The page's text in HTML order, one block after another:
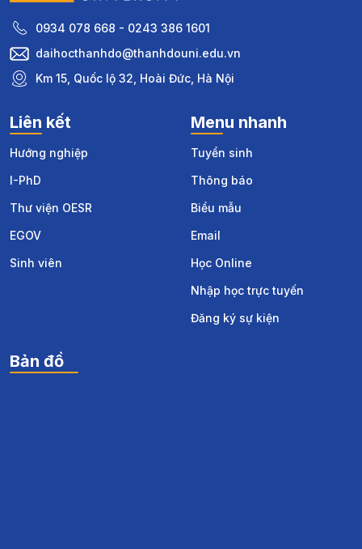
0934 078 668 - 0243 386 1601
daihocthanhdo@thanhdouni.edu.vn
Km 15, Quốc lộ 32, Hoài Đức, Hà Nội
Liên kết
Hướng nghiệp
I-PhD
Thư viện OESR
EGOV
Sinh viên
Menu nhanh
Tuyển sinh
Thông báo
Biểu mẫu
Email
Học Online
Nhập học trực tuyến
Đăng ký sự kiện
Bản đồ